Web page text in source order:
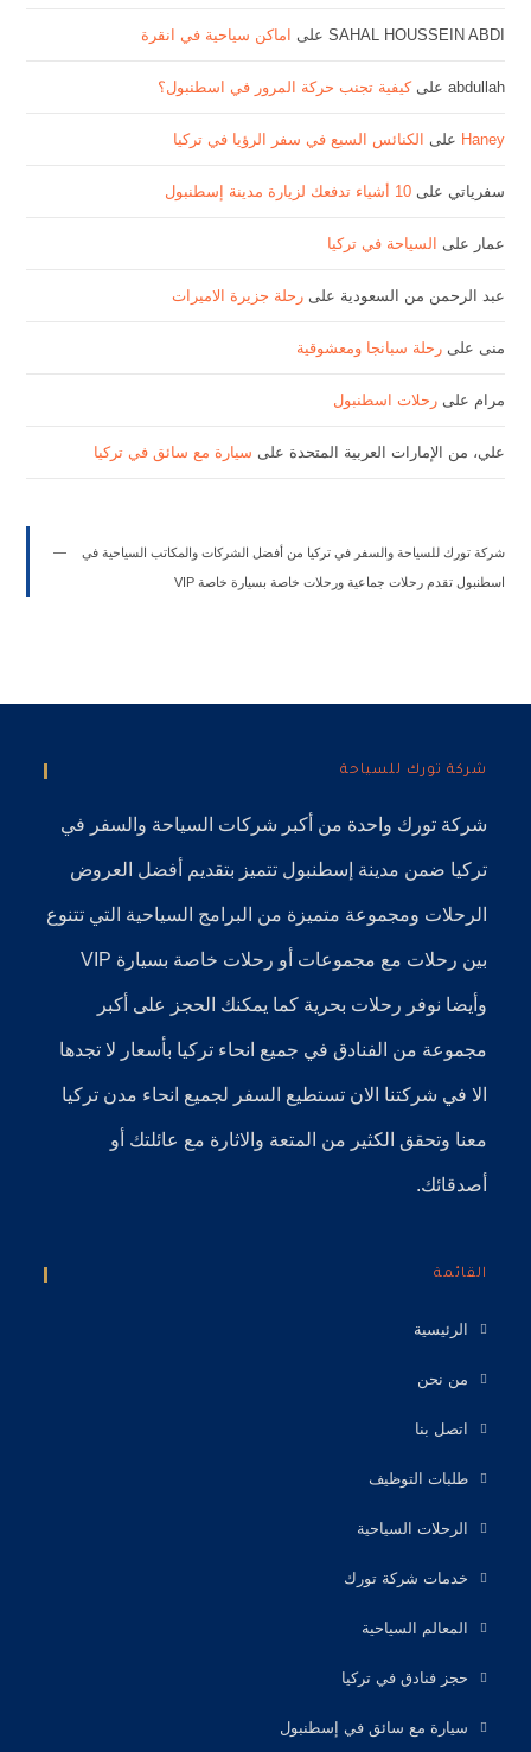
SAHAL HOUSSEIN ABDI على اماكن سياحية في انقرة
abdullah علىكيفية تجنب حركة المرور في اسطنبول؟
Haney على الكنائس السبع في سفر الرؤيا في تركيا
سفرياتي على10 أشياء تدفعك لزيارة مدينة إسطنبول
عمار على السياحة في تركيا
عبد الرحمن من السعودية علىرحلة جزيرة الاميرات
منى علىرحلة سبانجا ومعشوقية
مرام علىرحلات اسطنبول
علي، من الإمارات العربية المتحدة على سيارة مع سائق في تركيا
شركة تورك للسياحة والسفر في تركيا من أفضل الشركات والمكاتب السياحية في
اسطنبول تقدم رحلات جماعية ورحلات خاصة بسيارة خاصة VIP
شركة تورك للسياحة
شركة تورك واحدة من أكبر شركات السياحة والسفر في
تركيا ضمن مدينة إسطنبول تتميز بتقديم أفضل العروض
الرحلات ومجموعة متميزة من البرامج السياحية التي تتنوع
بين رحلات مع مجموعات أو رحلات خاصة بسيارة VIP
وأيضا نوفر رحلات بحرية كما يمكنك الحجز على أكبر
مجموعة من الفنادق في جميع انحاء تركيا بأسعار لا تجدها
الا في شركتنا الان تستطيع السفر لجميع انحاء مدن تركيا
معنا وتحقق الكثير من المتعة والاثارة مع عائلتك أو
أصدقائك.
القائمة
الرئيسية
من نحن
اتصل بنا
طلبات التوظيف
الرحلات السياحية
خدمات شركة تورك
المعالم السياحية
حجز فنادق في تركيا
سيارة مع سائق في إسطنبول